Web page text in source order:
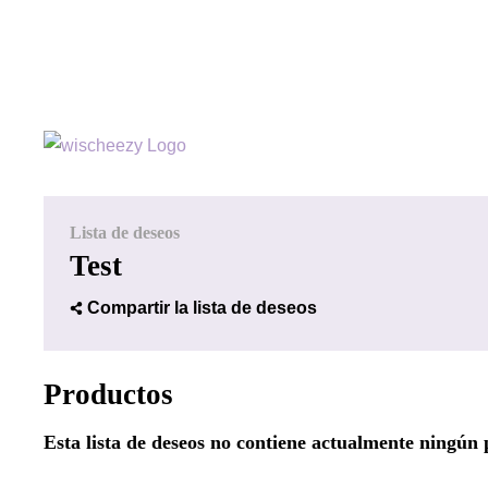
Lista de deseos
Test
Compartir la lista de deseos
Productos
Esta lista de deseos no contiene actualmente ningún